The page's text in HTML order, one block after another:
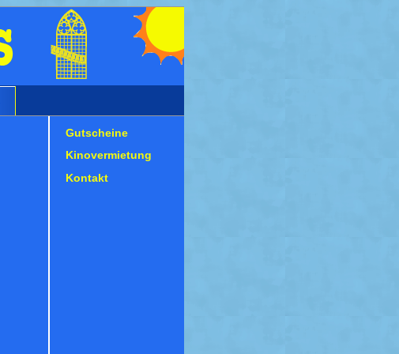
Gutscheine
Kinovermietung
Kontakt